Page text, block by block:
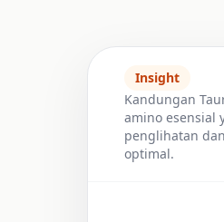
Insight
Kandungan
amino esensial
penglihatan
optimal.